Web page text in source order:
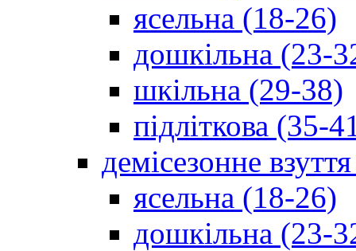
ясельна (18-26)
дошкільна (23-
шкільна (29-38)
підліткова (35-
демісезонне
ясельна (18-26)
дошкільна (23-